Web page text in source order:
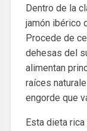
Dentro de la
jamón ibérico
Procede de
dehesas del
alimentan
raíces
engorde que
Esta dieta